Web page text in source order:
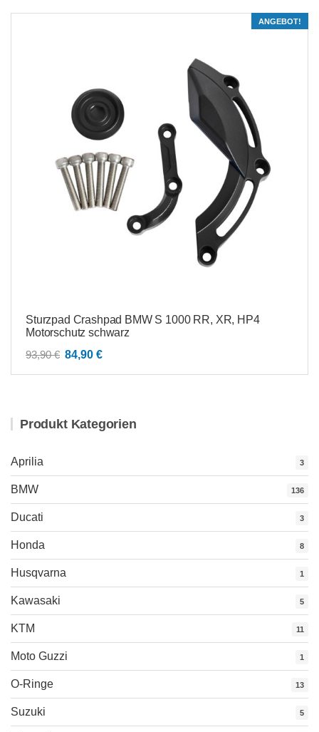
ANGEBOT!
Sturzpad Crashpad BMW S 1000 RR, XR, HP4
Motorschutz schwarz
93,90€ Ursprünglicher
84,90 €Aktueller
Produkt Kategorien
Aprilia 3
BMW 136
Ducati 3
Honda 8
Husqvarna 1
Kawasaki 5
KTM 11
Moto Guzzi 1
O-Ringe 13
Suzuki 5